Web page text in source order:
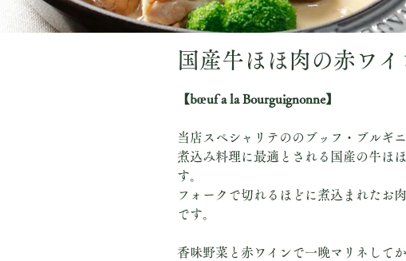
国産牛ほほ肉の赤ワ
【bœuf a la Bourguignonne】
当店スペシャリテののブッフ・ブルギニ
煮込み料理に最適とされる国産の牛ほ
す。
フォークで切れるほどに煮込まれたお
です。
香味野菜と赤ワインで一晩マリネして